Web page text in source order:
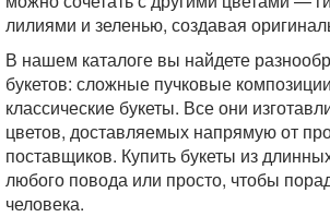
лилиями и зеленью, создавая
В нашем каталоге вы найдете
букетов: сложные пучковые
классические букеты. Все они
цветов, доставляемых напрямую от
поставщиков. Купить букеты из
любого повода или просто, чтобы
человека.